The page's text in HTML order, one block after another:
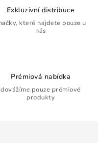
Exkluzivní distribuce
které najdete pouze u
nás
Prémiová nabídka
dovážíme pouze prémiové
produkty